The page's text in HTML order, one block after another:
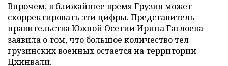
Впрочем, в ближайшее время Грузия может
скорректировать эти цифры. Представитель
правительства Южной Осетии Ирина Гаглоева
заявила о том, что большое количество тел
грузинских военных остается на территории
Цхинвали.